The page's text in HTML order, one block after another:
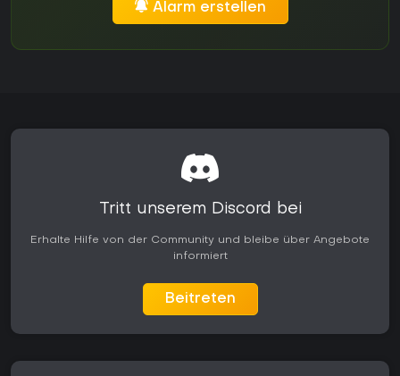
Alarm erstellen
Tritt unserem Discord bei
Erhalte Hilfe von der Community und bleibe über Angebote
informiert
Beitreten